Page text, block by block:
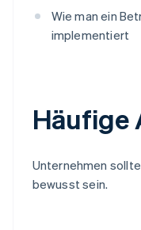
Wie man ein
implementiert
Häufige
Unternehmen
bewusst sein.